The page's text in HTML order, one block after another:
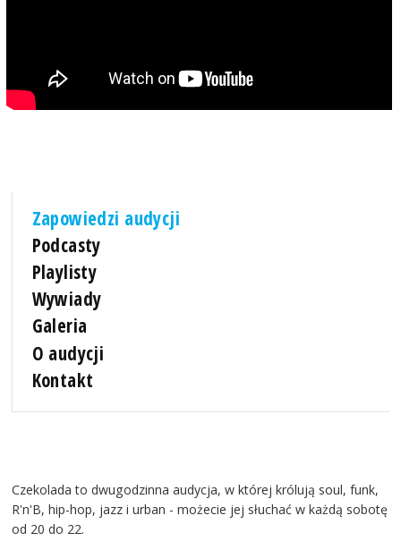
Zapowiedzi audycji
Podcasty
Playlisty
Wywiady
Galeria
O audycji
Kontakt
Czekolada to dwugodzinna audycja, w której królują soul, funk,
R'n'B, hip-hop, jazz i urban - możecie jej słuchać w każdą sobotę
od 20 do 22.